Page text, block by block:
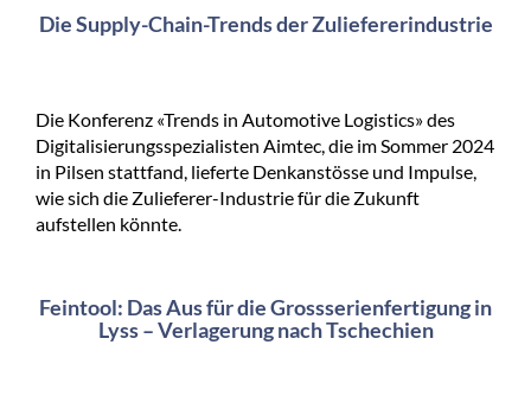
Die Supply-Chain-Trends der Zuliefererindustrie
Die Konferenz «Trends in Automotive Logistics» des
Digitalisierungsspezialisten Aimtec, die im Sommer 2024
in Pilsen stattfand, lieferte Denkanstösse und Impulse,
wie sich die Zulieferer-Industrie für die Zukunft
aufstellen könnte.
Feintool: Das Aus für die Grossserienfertigung in
Lyss – Verlagerung nach Tschechien